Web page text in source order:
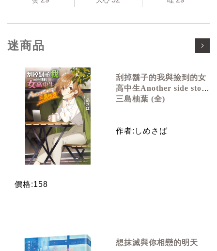
迷商品
刮掉鬍子的我與撿到的女
高中生Another side story
三島柚葉 (全)
作者:しめさば
價格:158
想抹滅與你相戀的明天